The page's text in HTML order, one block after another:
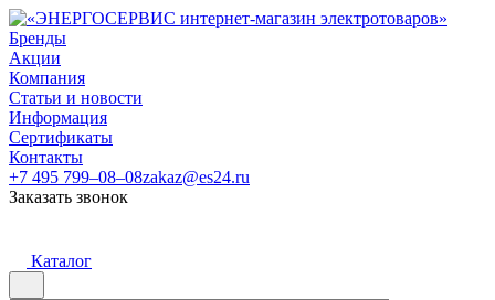
Бренды
Акции
Компания
Статьи и новости
Информация
Сертификаты
Контакты
+7 495 799–08–08zakaz@es24.ru
Заказать звонок
Каталог